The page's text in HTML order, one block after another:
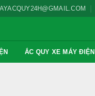
ẮC QUY XE MÁY ĐIỆN